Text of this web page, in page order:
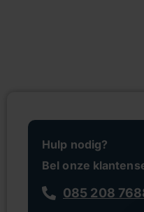
Hulp nodig?
Bel onze
085 208